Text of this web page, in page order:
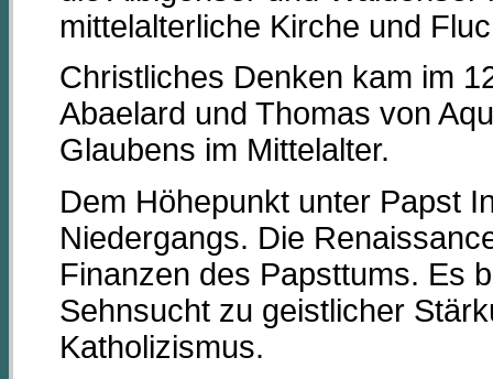
mittelalterliche Kirche und
Christliches Denken kam im
Abaelard und Thomas von
Glaubens im Mittelalter.
Dem Höhepunkt unter Papst
Niedergangs. Die
Finanzen des Papsttums. Es
Sehnsucht zu geistlicher
Katholizismus.